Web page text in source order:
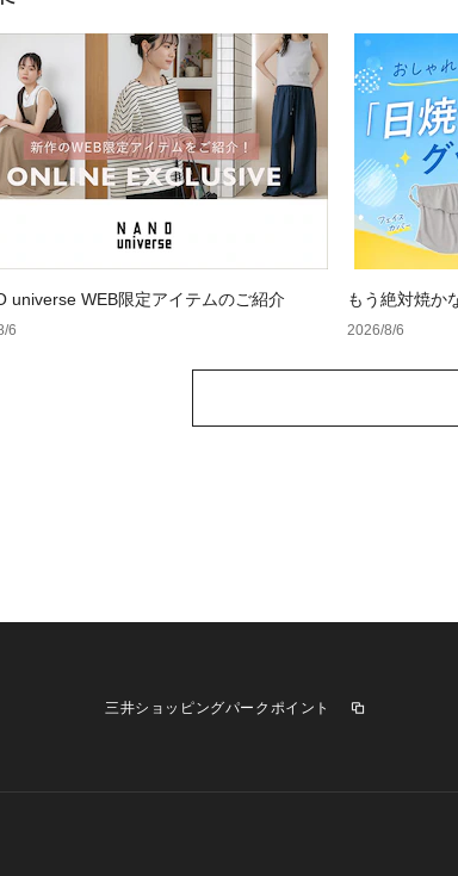
universe WEB限定アイテムのご紹介
6
もう絶対焼か
け対策」グッズ
2026/8/6
三井ショッピングパークポイント